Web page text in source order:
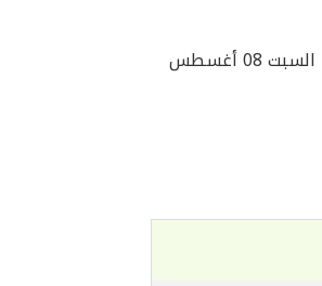
السبت 08 أغسطس